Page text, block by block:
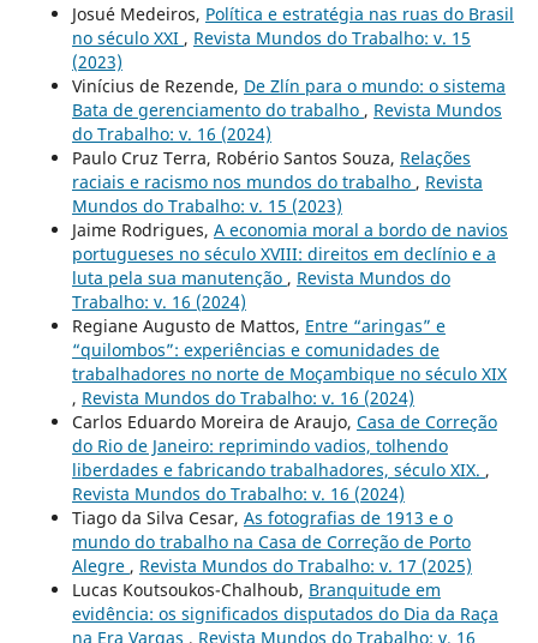
Josué Medeiros, Política e estratégia nas ruas do Brasil
no século XXI , Revista Mundos do Trabalho: v. 15
(2023)
Vinícius de Rezende, De Zlín para o mundo: o sistema
Bata de gerenciamento do trabalho , Revista Mundos
do Trabalho: v. 16 (2024)
Paulo Cruz Terra, Robério Santos Souza, Relações
raciais e racismo nos mundos do trabalho , Revista
Mundos do Trabalho: v. 15 (2023)
Jaime Rodrigues, A economia moral a bordo de navios
portugueses no século XVIII: direitos em declínio e a
luta pela sua manutenção , Revista Mundos do
Trabalho: v. 16 (2024)
Regiane Augusto de Mattos, Entre “aringas” e
“quilombos”: experiências e comunidades de
trabalhadores no norte de Moçambique no século XIX
, Revista Mundos do Trabalho: v. 16 (2024)
Carlos Eduardo Moreira de Araujo, Casa de Correção
do Rio de Janeiro: reprimindo vadios, tolhendo
liberdades e fabricando trabalhadores, século XIX. ,
Revista Mundos do Trabalho: v. 16 (2024)
Tiago da Silva Cesar, As fotografias de 1913 e o
mundo do trabalho na Casa de Correção de Porto
Alegre , Revista Mundos do Trabalho: v. 17 (2025)
Lucas Koutsoukos-Chalhoub, Branquitude em
evidência: os significados disputados do Dia da Raça
na Era Vargas , Revista Mundos do Trabalho: v. 16